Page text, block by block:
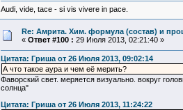
Audi, vide, tace - si vis vivere in pace.
Re: Амрита. Хим. формула (состав) и
« Ответ #100 : 29 Июля 2013, 02:21:40 »
Цитата: Гриша от 26 Июля 2013, 09:02:14
А что такое аура и чем её мерить?
Фаворский свет. меряется визуально. вокруг
солнца"
Цитата: Гриша от 26 Июля 2013, 11:24:22